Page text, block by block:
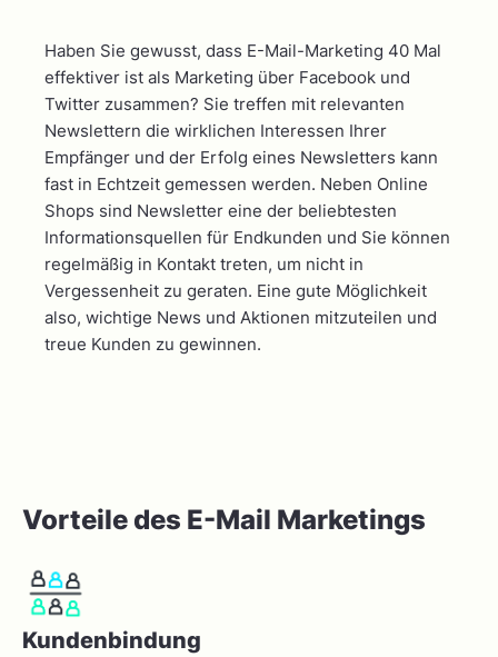
Haben Sie gewusst, dass E-Mail-Marketing 40 Mal
effektiver ist als Marketing über Facebook und
Twitter zusammen? Sie treffen mit relevanten
Newslettern die wirklichen Interessen Ihrer
Empfänger und der Erfolg eines Newsletters kann
fast in Echtzeit gemessen werden. Neben Online
Shops sind Newsletter eine der beliebtesten
Informationsquellen für Endkunden und Sie können
regelmäßig in Kontakt treten, um nicht in
Vergessenheit zu geraten. Eine gute Möglichkeit
also, wichtige News und Aktionen mitzuteilen und
treue Kunden zu gewinnen.
Vorteile des E-Mail Marketings
Kundenbindung